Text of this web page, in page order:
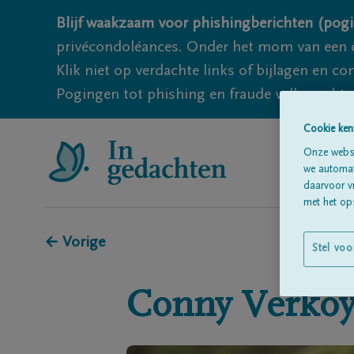
Blijf waakzaam voor phishingberichten
privécondoléances. Onder het mom van
Klik niet op verdachte links of bijlagen en
Pogingen tot phishing en fraude vallen
← Vorige
Conny
Cookie
Onze
we
daarvoor
met het
Stel